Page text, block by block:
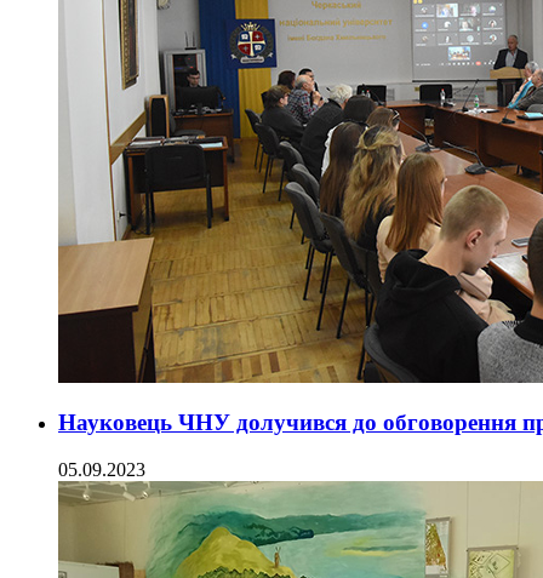
Науковець ЧНУ долучився до обговорення
05.09.2023